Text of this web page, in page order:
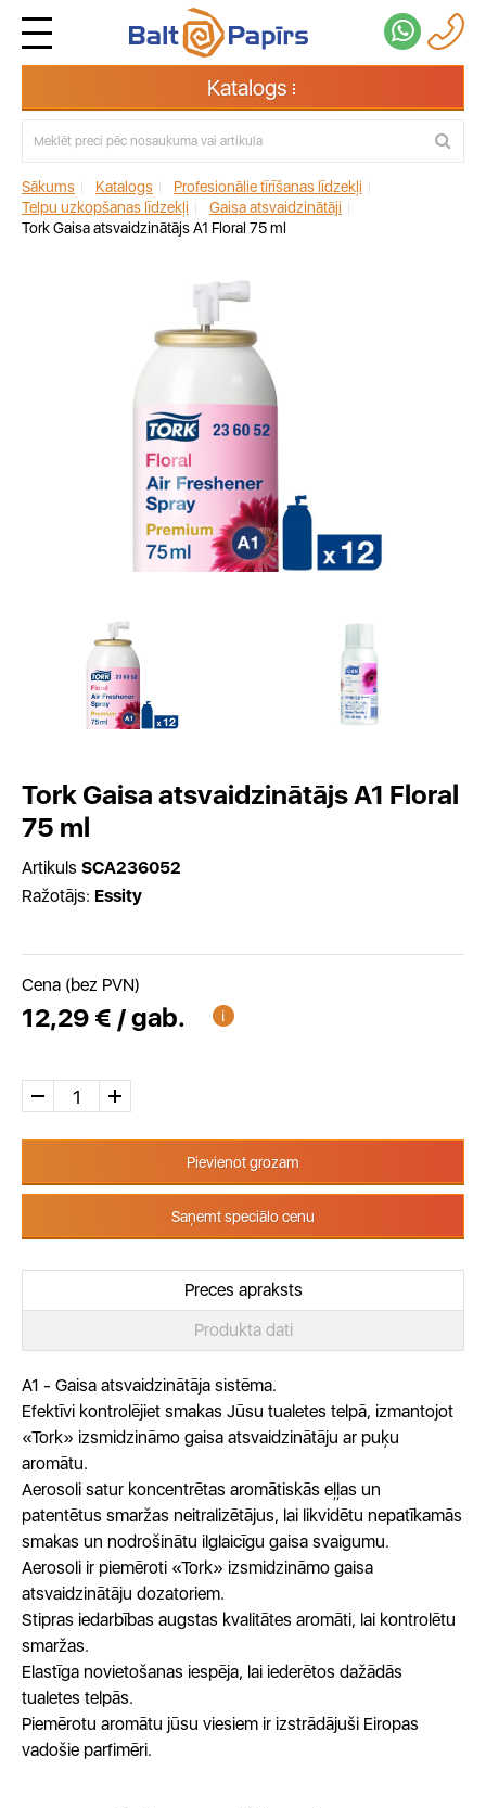
Katalogs
Sākums Katalogs Profesionālie tīrīšanas līdzekļi
Telpu uzkopšanas līdzekļi
Gaisa atsvaidzinātāji
Tork Gaisa atsvaidzinātājs A1 Floral 75 ml
Tork Gaisa atsvaidzinātājs A1 Floral
75 ml
Artikuls SCA236052
Ražotājs: Essity
Cena (bez PVN)
12,29 € / gab.
Pievienot grozam
Saņemt speciālo cenu
Preces apraksts
Produkta dati
A1 - Gaisa atsvaidzinātāja sistēma.
Efektīvi kontrolējiet smakas Jūsu tualetes telpā, izmantojot
«Tork» izsmidzināmo gaisa atsvaidzinātāju ar puķu
aromātu.
Aerosoli satur koncentrētas aromātiskās eļļas un
patentētus smaržas neitralizētājus, lai likvidētu nepatīkamās
smakas un nodrošinātu ilglaicīgu gaisa svaigumu.
Aerosoli ir piemēroti «Tork» izsmidzināmo gaisa
atsvaidzinātāju dozatoriem.
Stipras iedarbības augstas kvalitātes aromāti, lai kontrolētu
smaržas.
Elastīga novietošanas iespēja, lai iederētos dažādās
tualetes telpās.
Piemērotu aromātu jūsu viesiem ir izstrādājuši Eiropas
vadošie parfimēri.